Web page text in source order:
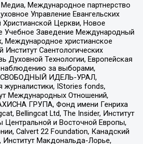
Международное партнерство
Управление Евангельских
Христианской Церкви, Новое
Учебное Заведение Международный
Международное христианское
Саентологических
Духовной Технологии, Европейская
наблюдению за выборами,
СВОБОДНЫЙ ИДЕЛЬ-УРАЛ,
журналистики, IStories fonds,
Международных Отношений,
ГРУПА, Фонд имени Генриха
Bellingcat Ltd, The Insider, Институт
Центральной и Восточной Европы,
Calvert 22 Foundation, Канадский
Институт Макдональда-Лорье,